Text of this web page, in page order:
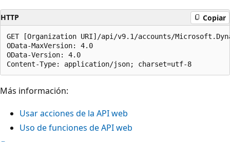
HTTP Copiar
GET [Organization URI]/api/v9.1/accounts/
OData-MaxVersion: 4.0
OData-Version: 4.0
Más información:
Usar acciones de la API web
Uso de funciones de API web